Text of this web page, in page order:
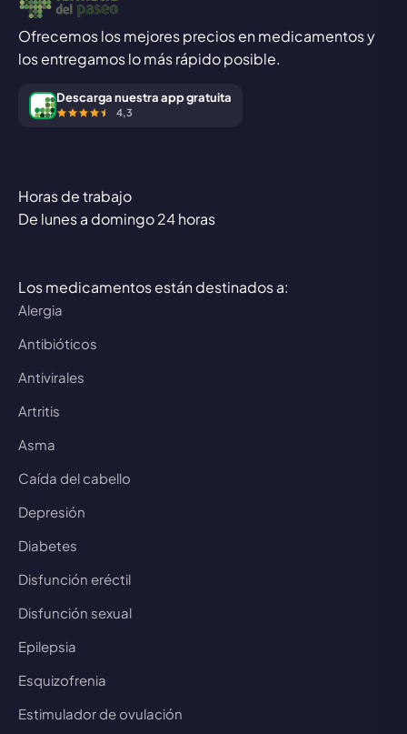
Ofrecemos los mejores precios en medicamentos y
los entregamos lo más rápido posible.
Descarga nuestra app gratuita
4,3
Horas de trabajo
De lunes a domingo 24 horas
Los medicamentos están destinados a:
Alergia
Antibióticos
Antivirales
Artritis
Asma
Caída del cabello
Depresión
Diabetes
Disfunción eréctil
Disfunción sexual
Epilepsia
Esquizofrenia
Estimulador de ovulación